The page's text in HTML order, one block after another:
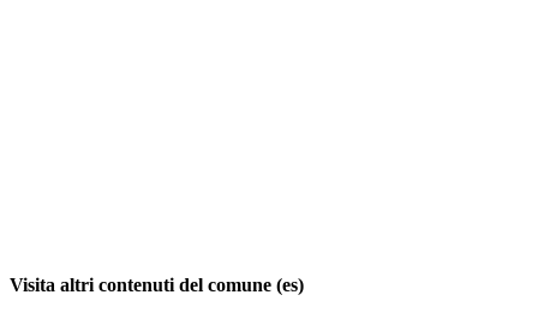
Visita altri contenuti del comune (es)